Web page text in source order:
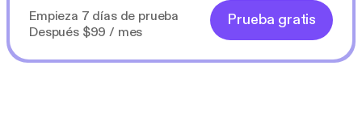
Empieza 7 días de prueba
Después $99 / mes
Prueba gratis